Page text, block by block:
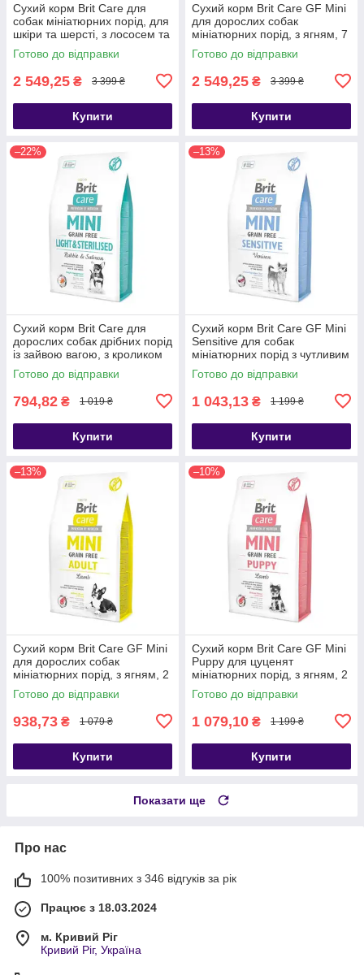
Сухий корм Brit Care для
собак мініатюрних порід, для
шкіри та шерсті, з лососем та
оселедцем, 7 кг
Готово до відправки
2 549,25 ₴ 3 399 ₴
Купити
Сухий корм Brit Care GF Mini
для дорослих собак
мініатюрних порід, з ягням, 7
кг
Готово до відправки
2 549,25 ₴ 3 399 ₴
Купити
–22%
Сухий корм Brit Care для
дорослих собак дрібних порід
із зайвою вагою, з кроликом
та лососем, 2 кг
Готово до відправки
794,82 ₴ 1 019 ₴
Купити
–13%
Сухий корм Brit Care GF Mini
Sensitive для собак
мініатюрних порід з чутливим
травленням, з олениною, 2 кг
Готово до відправки
1 043,13 ₴ 1 199 ₴
Купити
–13%
Сухий корм Brit Care GF Mini
для дорослих собак
мініатюрних порід, з ягням, 2
кг
Готово до відправки
938,73 ₴ 1 079 ₴
Купити
–10%
Сухий корм Brit Care GF Mini
Puppy для цуценят
мініатюрних порід, з ягням, 2
кг
Готово до відправки
1 079,10 ₴ 1 199 ₴
Купити
Показати ще
Про нас
100% позитивних з 346 відгуків за рік
Працює з 18.03.2024
м. Кривий Ріг
Кривий Ріг, Україна